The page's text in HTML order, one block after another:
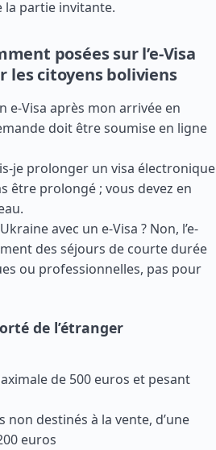
la partie invitante.
posées sur l’e-Visa
les citoyens boliviens
e-Visa après mon arrivée en
doit être soumise en ligne
je prolonger un visa électronique
être prolongé ; vous devez en
avec un e-Visa ? Non, l’e-
des séjours de courte durée
ou professionnelles, pas pour
de l’étranger
de 500 euros et pesant
destinés à la vente, d’une
euros